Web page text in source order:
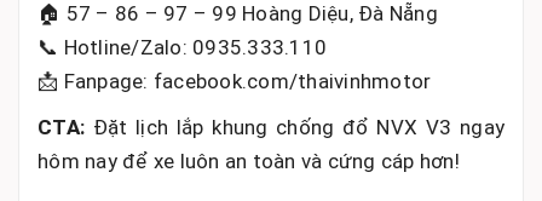
🏠 57 – 86 – 97 – 99 Hoàng Diệu, Đà Nẵng
📞 Hotline/Zalo: 0935.333.110
📩 Fanpage: facebook.com/thaivinhmotor
CTA: Đặt lịch lắp khung chống đổ NVX V3 ngay
hôm nay để xe luôn an toàn và cứng cáp hơn!